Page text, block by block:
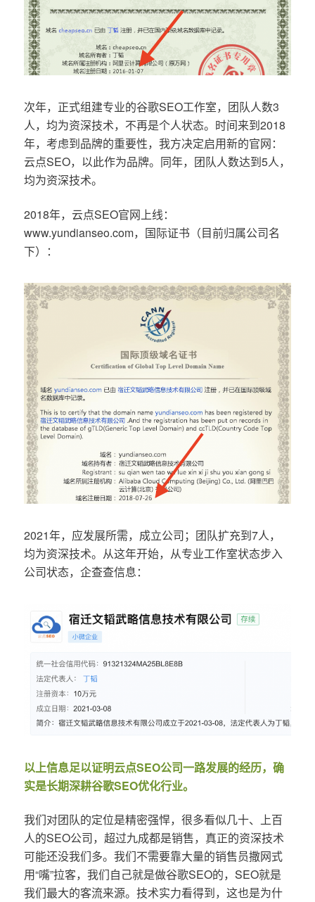
次年，正式组建专业的谷歌SEO工作室，团队人数3
人，均为资深技术，不再是个人状态。时间来到2018
年，考虑到品牌的重要性，我方决定启用新的官网：
云点SEO，以此作为品牌。同年，团队人数达到5人，
均为资深技术。
2018年，云点SEO官网上线：
www.yundianseo.com，国际证书（目前归属公司名
下）：
2021年，应发展所需，成立公司；团队扩充到7人，
均为资深技术。从这年开始，从专业工作室状态步入
公司状态，企查查信息：
以上信息足以证明云点SEO公司一路发展的经历，确
实是长期深耕谷歌SEO优化行业。
我们对团队的定位是精密强悍，很多看似几十、上百
人的SEO公司，超过九成都是销售，真正的资深技术
可能还没我们多。我们不需要靠大量的销售员撒网式
用“嘴”拉客，我们自己就是做谷歌SEO的，SEO就是
我们最大的客流来源。技术实力看得到，这也是为什